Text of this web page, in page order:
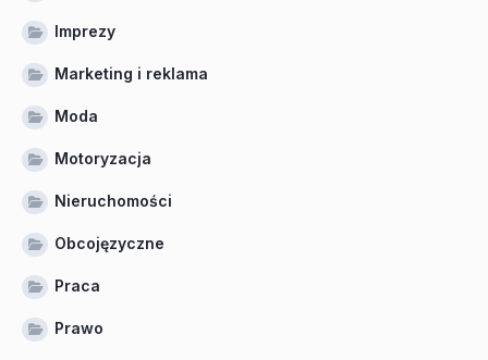
Imprezy
Marketing i reklama
Moda
Motoryzacja
Nieruchomości
Obcojęzyczne
Praca
Prawo